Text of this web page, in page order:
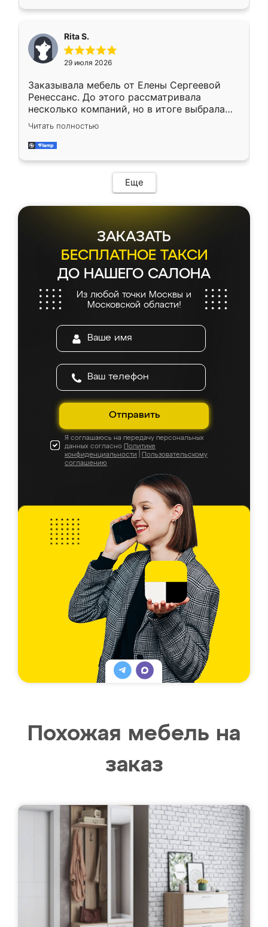
каких-либо доработок. Качеством осталась
довольна, все выглядит так, как и ожидала.
Rita S.
29 июля 2026
Заказывала мебель от Елены Сергеевой
Ренессанс. До этого рассматривала
несколько компаний, но в итоге выбрала
эту. Сначала обговорили условия, потом
приехал замерщик, всё спокойно объяснил
и снял размеры. Изготовили в срок, с
мебель сразу встала на свое место без
каких-либо доработок. Качеством осталась
довольна, все выглядит так, как и ожидала.
Читать полностью
Еще
ЗАКАЗАТЬ
БЕСПЛАТНОЕ ТАКСИ
ДО НАШЕГО САЛОНА
Из любой точки Москвы и
Московской области!
Отправить
Я соглашаюсь на передачу персональных
данных согласно Политике
конфиденциальности
Пользовательскому
соглашению
Похожая мебель на
заказ